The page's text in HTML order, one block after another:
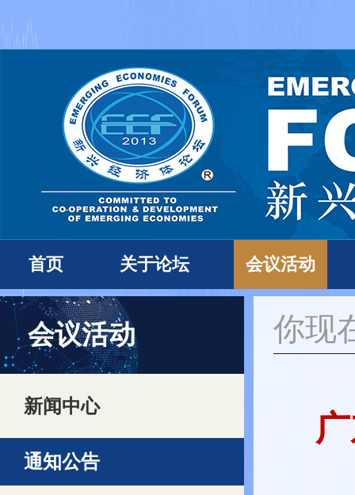
首页 关于论坛 会议活动
会议活动
新闻中心
通知公告
你现